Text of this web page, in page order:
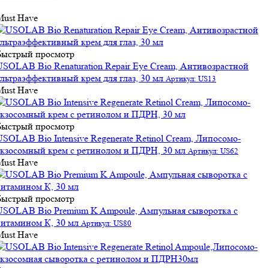
Have
просмотр
Bio Renaturation Repair Eye Cream, Антивозрастной
крем для глаз, 30 мл Артикул: US13
Have
просмотр
Bio Intensive Regenerate Retinol Cream, Липосомо-
крем с ретинолом и ПДРН, 30 мл Артикул: US62
Have
просмотр
Bio Premium K Ampoule, Ампульная сыворотка с
К, 30 мл Артикул: US80
Have